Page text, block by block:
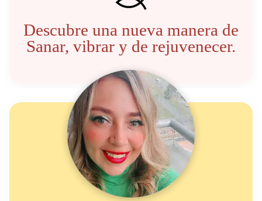
Descubre una nueva manera de
Sanar, vibrar y de rejuvenecer.